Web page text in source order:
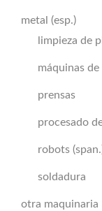
metal (esp.)
limpieza de
máquinas
prensas
procesado
robots
soldadura
otra maquinaria